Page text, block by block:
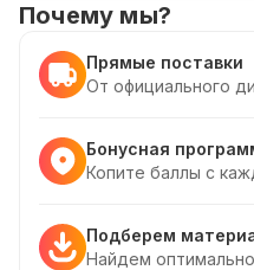
Почему мы?
Прямые поставки
От официального
Бонусная
Копите баллы с
Подберем
Найдем